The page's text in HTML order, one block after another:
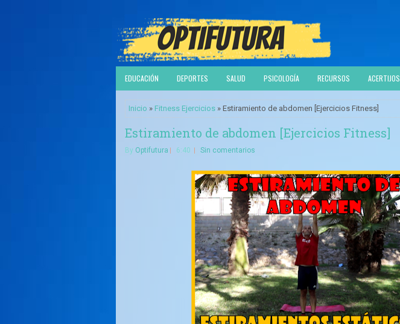
EDUCACIÓN DEPORTES SALUD PSICOLOGÍA RECURSOS ACERTIJOS
Inicio » Fitness Ejercicios » Estiramiento de abdomen [Ejercicios Fitness]
Estiramiento de abdomen [Ejercicios Fitness]
By Optifutura 6:40 Sin comentarios